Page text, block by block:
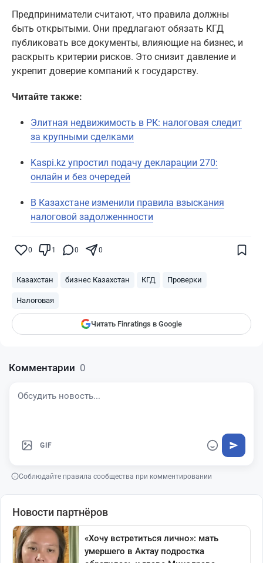
Предприниматели считают, что правила должны
быть открытыми. Они предлагают обязать КГД
публиковать все документы, влияющие на бизнес, и
раскрыть критерии рисков. Это снизит давление и
укрепит доверие компаний к государству.
Читайте также:
Элитная недвижимость в РК: налоговая следит
за крупными сделками
Kaspi.kz упростил подачу декларации 270:
онлайн и без очередей
В Казахстане изменили правила взыскания
налоговой задолженнности
0 1 0 0
Казахстан бизнес Казахстан КГД Проверки
Налоговая
Читать Finratings в Google
Поставьте галочку рядом с
Finratings
Комментарии 0
GIF
Соблюдайте правила сообщества при комментировании